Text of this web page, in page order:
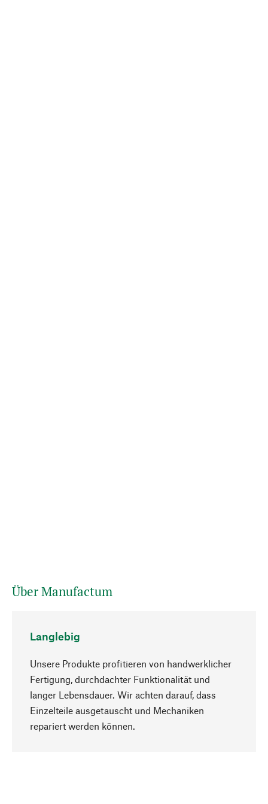
Über Manufactum
Langlebig
Unsere Produkte profitieren von handwerklicher
Fertigung, durchdachter Funktionalität und
langer Lebensdauer. Wir achten darauf, dass
Einzelteile ausgetauscht und Mechaniken
repariert werden können.